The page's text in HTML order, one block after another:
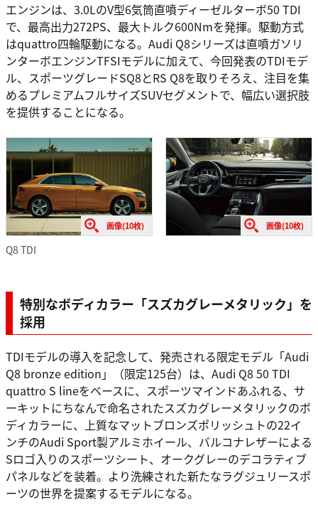
エンジンは、3.0LのV型6気筒直噴ディーゼルターボ50 TDI
で、最高出力272PS、最大トルク600Nmを発揮。駆動方式
はquattro四輪駆動になる。Audi Q8シリーズは直噴ガソリ
ンターボエンジンTFSIモデルに加えて、今回発表のTDIモデ
ル、スポーツグレードSQ8とRS Q8を取りそろえ、注目を集
めるプレミアムフルサイズSUVセグメントで、幅広い選択肢
を提供することになる。
画像(10枚) 画像(10枚)
Q8 TDI
特別なボディカラー「スズカグレーメタリック」を
採用
TDIモデルの導入を記念して、発売される限定モデル「Audi
Q8 bronze edition」（限定125台）は、Audi Q8 50 TDI
quattro S lineをベースに、スポーツマインドあふれる、サ
ーキットにちなんで命名されたスズカグレーメタリックのボ
ディカラーに、上質なマットブロンズポリッシュトの22イ
ンチのAudi Sport製アルミホイール、バルコナレザーによる
Sロゴ入りのスポーツシート、オークグレーのデコラティブ
パネルなどを装着。より洗練された新たなラグジュリースポ
ーツの世界を提案するモデルになる。